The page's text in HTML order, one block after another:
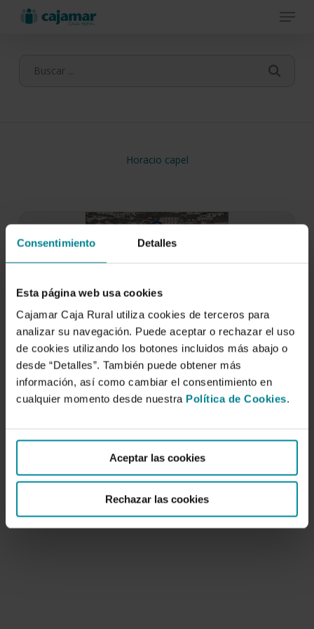
Consentimiento Detalles
Esta página web usa cookies
Cajamar Caja Rural utiliza cookies de terceros para
analizar su navegación. Puede aceptar o rechazar el uso
de cookies utilizando los botones incluidos más abajo o
desde “Detalles”. También puede obtener más
información, así como cambiar el consentimiento en
cualquier momento desde nuestra Política de Cookies.
Aceptar las cookies
Rechazar las cookies
Menu
Horacio capel